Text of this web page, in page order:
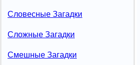
Словесные Загадки
Сложные Загадки
Смешные Загадки